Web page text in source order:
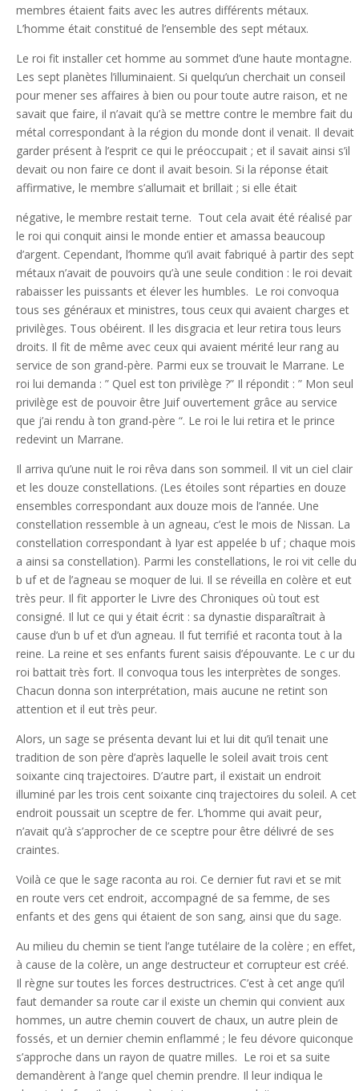
membres étaient faits avec les autres différents métaux.
L’homme était constitué de l’ensemble des sept métaux.
Le roi fit installer cet homme au sommet d’une haute montagne.
Les sept planètes l’illuminaient. Si quelqu’un cherchait un conseil
pour mener ses affaires à bien ou pour toute autre raison, et ne
savait que faire, il n’avait qu’à se mettre contre le membre fait du
métal correspondant à la région du monde dont il venait. Il devait
garder présent à l’esprit ce qui le préoccupait ; et il savait ainsi s’il
devait ou non faire ce dont il avait besoin. Si la réponse était
affirmative, le membre s’allumait et brillait ; si elle était
négative, le membre restait terne. Tout cela avait été réalisé par
le roi qui conquit ainsi le monde entier et amassa beaucoup
d’argent. Cependant, l’homme qu’il avait fabriqué à partir des sept
métaux n’avait de pouvoirs qu’à une seule condition : le roi devait
rabaisser les puissants et élever les humbles. Le roi convoqua
tous ses généraux et ministres, tous ceux qui avaient charges et
privilèges. Tous obéirent. Il les disgracia et leur retira tous leurs
droits. Il fit de même avec ceux qui avaient mérité leur rang au
service de son grand-père. Parmi eux se trouvait le Marrane. Le
roi lui demanda : ” Quel est ton privilège ?” Il répondit : ” Mon seul
privilège est de pouvoir être Juif ouvertement grâce au service
que j’ai rendu à ton grand-père “. Le roi le lui retira et le prince
redevint un Marrane.
Il arriva qu’une nuit le roi rêva dans son sommeil. Il vit un ciel clair
et les douze constellations. (Les étoiles sont réparties en douze
ensembles correspondant aux douze mois de l’année. Une
constellation ressemble à un agneau, c’est le mois de Nissan. La
constellation correspondant à Iyar est appelée b uf ; chaque mois
a ainsi sa constellation). Parmi les constellations, le roi vit celle du
b uf et de l’agneau se moquer de lui. Il se réveilla en colère et eut
très peur. Il fit apporter le Livre des Chroniques où tout est
consigné. Il lut ce qui y était écrit : sa dynastie disparaîtrait à
cause d’un b uf et d’un agneau. Il fut terrifié et raconta tout à la
reine. La reine et ses enfants furent saisis d’épouvante. Le c ur du
roi battait très fort. Il convoqua tous les interprètes de songes.
Chacun donna son interprétation, mais aucune ne retint son
attention et il eut très peur.
Alors, un sage se présenta devant lui et lui dit qu’il tenait une
tradition de son père d’après laquelle le soleil avait trois cent
soixante cinq trajectoires. D’autre part, il existait un endroit
illuminé par les trois cent soixante cinq trajectoires du soleil. A cet
endroit poussait un sceptre de fer. L’homme qui avait peur,
n’avait qu’à s’approcher de ce sceptre pour être délivré de ses
craintes.
Voilà ce que le sage raconta au roi. Ce dernier fut ravi et se mit
en route vers cet endroit, accompagné de sa femme, de ses
enfants et des gens qui étaient de son sang, ainsi que du sage.
Au milieu du chemin se tient l’ange tutélaire de la colère ; en effet,
à cause de la colère, un ange destructeur et corrupteur est créé.
Il règne sur toutes les forces destructrices. C’est à cet ange qu’il
faut demander sa route car il existe un chemin qui convient aux
hommes, un autre chemin couvert de chaux, un autre plein de
fossés, et un dernier chemin enflammé ; le feu dévore quiconque
s’approche dans un rayon de quatre milles. Le roi et sa suite
demandèrent à l’ange quel chemin prendre. Il leur indiqua le